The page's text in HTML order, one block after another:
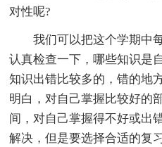
对性呢?
我们可以把这个学期中
认真检查一下，哪些知识是
知识出错比较多的，错的地
明白，对自己掌握比较好的
间，对自己掌握得不好或出
解决，但是要选择合适的复